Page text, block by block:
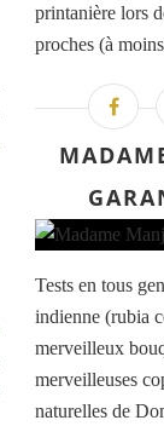
printanière lors
proches (à
Tests en tous
indienne (rubia
merveilleux
merveilleuses
naturelles de